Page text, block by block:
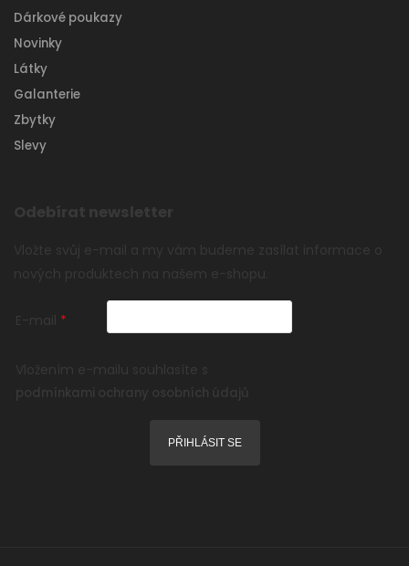
Dárkové poukazy
Novinky
Látky
Galanterie
Zbytky
Slevy
Odebírat newsletter
Vložte svůj e-mail a my vám budeme zasílat informace o
nových produktech na našem e-shopu.
E-mail
Vložením e-mailu souhlasíte s
podmínkami ochrany osobních údajů
PŘIHLÁSIT SE